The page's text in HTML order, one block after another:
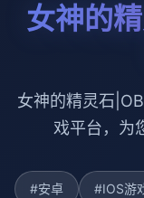
女神的
女神的精灵石
戏平台，为
#安卓 #IOS游